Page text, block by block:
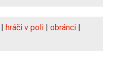
| hráči v poli | obránci |